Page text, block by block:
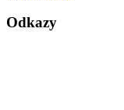
Odkazy